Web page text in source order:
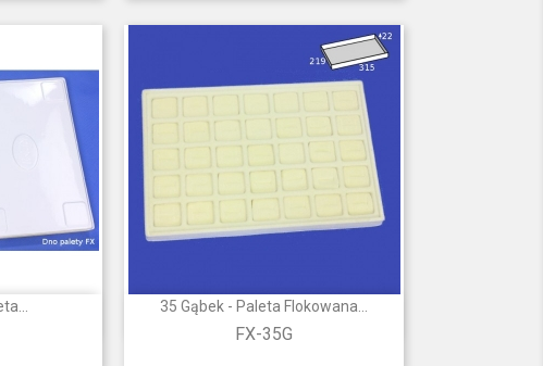
35 Gąbek - Paleta Flokowana...
FX-35G
Szybki podgląd
Szarobrązowy
Beżowy